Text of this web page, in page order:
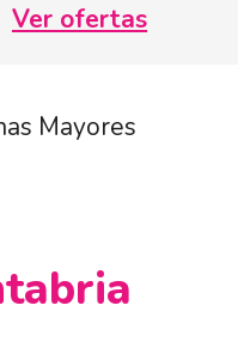
Ver ofertas
Mayores